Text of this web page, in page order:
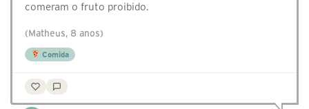
comeram o fruto proibido.
(Matheus, 8 anos)
Comida